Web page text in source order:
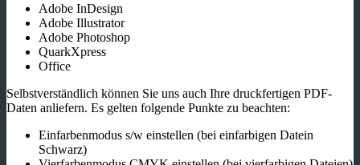
Adobe InDesign
Adobe Illustrator
Adobe Photoshop
QuarkXpress
Office
Selbstverständlich können Sie uns auch Ihre druckfertigen PDF-
Daten anliefern. Es gelten folgende Punkte zu beachten:
Einfarbenmodus s/w einstellen (bei einfarbigen Datein
Schwarz)